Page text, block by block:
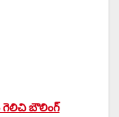
బౌలింగ్